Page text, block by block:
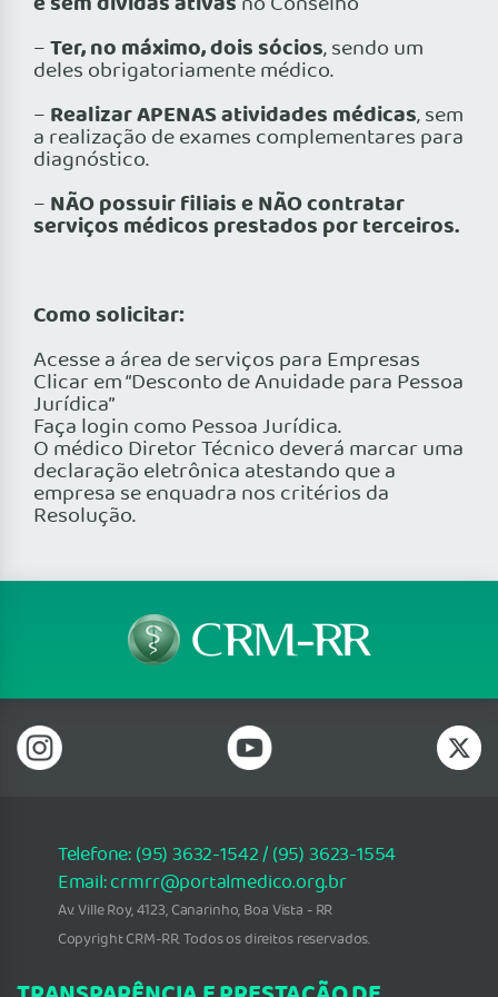
–Ter, no máximo, dois sócios, sendo um
deles obrigatoriamente médico.
– Realizar APENAS atividades médicas, sem
a realização de exames complementares para
diagnóstico.
– NÃO possuir filiais e NÃO contratar
serviços médicos prestados por terceiros.
Como solicitar:
Acesse a área de serviços para Empresas
Clicar em “Desconto de Anuidade para Pessoa
Jurídica”
Faça login como Pessoa Jurídica.
O médico Diretor Técnico deverá marcar uma
declaração eletrônica atestando que a
empresa se enquadra nos critérios da
Resolução.
Telefone: (95) 3632-1542 / (95) 3623-1554
Email: crmrr@portalmedico.org.br
Av. Ville Roy, 4123, Canarinho, Boa Vista - RR
Copyright CRM-RR. Todos os direitos reservados.